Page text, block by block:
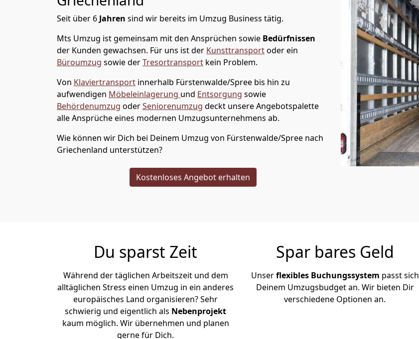
Seit über 6 Jahren sind wir bereits im Umzug Business tätig.
Mts Umzug ist gemeinsam mit den Ansprüchen sowie Bedürfnissen
der Kunden gewachsen. Für uns ist der Kunsttransportoder ein
Büroumzug sowie derTresortransport kein Problem.
Von Klaviertransport innerhalb Fürstenwalde/Spree bis hin zu
aufwendigen Möbeleinlagerung und Entsorgung sowie
Behördenumzug oderSeniorenumzug deckt unsere Angebotspalette
alle Ansprüche eines modernen Umzugsunternehmens ab.
Wie können wir Dich bei Deinem Umzug von Fürstenwalde/Spree nach
Griechenland unterstützen?
Kostenloses Angebot erhalten
Du sparst Zeit
Während der täglichen Arbeitszeit und dem
alltäglichen Stress einen Umzug in ein anderes
europäisches Land organisieren? Sehr
schwierig und eigentlich als Nebenprojekt
kaum möglich. Wir übernehmen und planen
gerne für Dich.
Spar bares Geld
Unserflexibles Buchungssystem passt sich
Deinem Umzugsbudget an. Wir bieten Dir
verschiedene Optionen an.